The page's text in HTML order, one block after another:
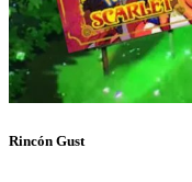
Rincón Gust